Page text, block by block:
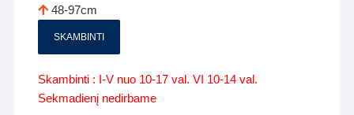
48-97cm
SKAMBINTI
Skambinti : I-V nuo 10-17 val. VI 10-14 val.
Sekmadienį nedirbame